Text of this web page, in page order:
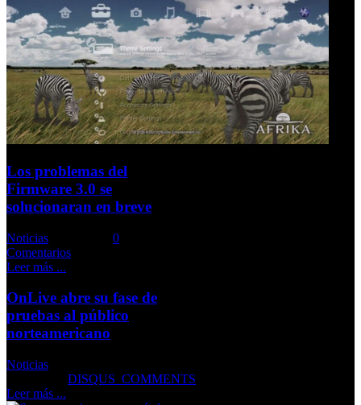
Los problemas del
Firmware 3.0 se
solucionaran en breve
Noticias
0
Comentarios
Leer más ...
OnLive abre su fase de
pruebas al público
norteamericano
Noticias
DISQUS_COMMENTS
Leer más ...